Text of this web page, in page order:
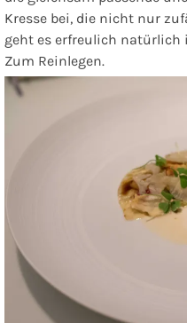
Kresse bei, die nicht nur
geht es erfreulich natürlich
Zum Reinlegen.